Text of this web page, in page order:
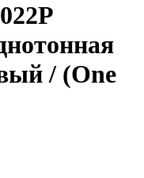
/ (One